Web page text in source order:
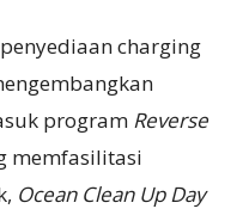
charging
program Reverse
memfasilitasi
Ocean Clean Up Day